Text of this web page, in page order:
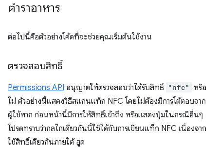
ตำราอาหาร
ต่อไปนี้คือตัวอย่างโค้ดที่จะช่วยคุณเริ่มต้นใช้งาน
ตรวจสอบสิทธิ์
Permissions API อนุญาตให้ตรวจสอบว่าได้รับสิทธิ์ "nfc" หรือ
ไม่ ตัวอย่างนี้แสดงวิธีสแกนแท็ก NFC โดยไม่ต้องมีการโต้ตอบจาก
ผู้ใช้หาก ก่อนหน้านี้มีการให้สิทธิ์เข้าถึง หรือแสดงปุ่มในกรณีอื่นๆ
โปรดทราบว่ากลไกเดียวกันนี้ใช้ได้กับการเขียนแท็ก NFC เนื่องจาก
ใช้สิทธิ์เดียวกันภายใต้ ฮูด